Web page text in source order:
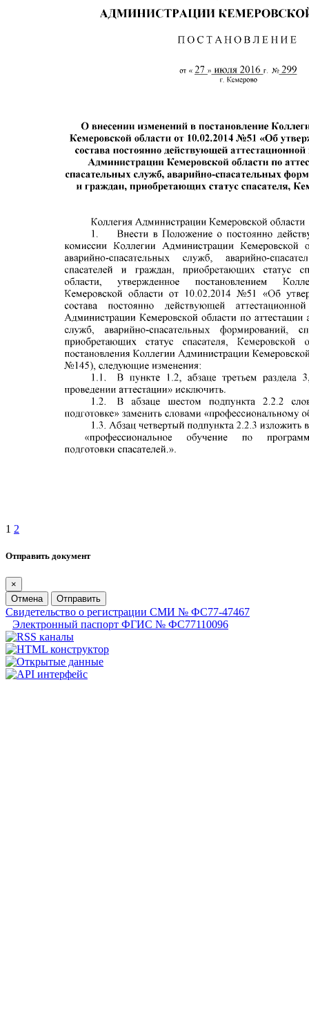
1 2
Отправить документ
×
Отмена
Отправить
Свидетельство о регистрации СМИ № ФС77-47467
Электронный паспорт ФГИС № ФС77110096